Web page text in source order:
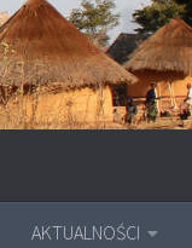
AKTUALNOŚCI